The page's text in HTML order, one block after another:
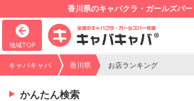
香川県のキャバクラ・ガールズバー
地域TOP
キャバキャバ 香川県 お店ランキング
かんたん検索